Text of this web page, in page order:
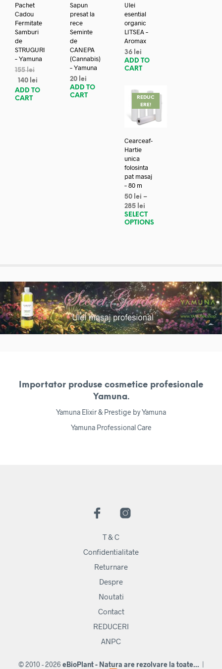
Pachet
Cadou
Fermitate
Samburi
de
STRUGURI
– Yamuna
155lei
140 lei
ADD TO
CART
Sapun
presat la
rece
Seminte
de
CANEPA
(Cannabis)
– Yamuna
20 lei
ADD TO
CART
Ulei
esential
organic
LITSEA –
Aromax
36 lei
ADD TO
CART
REDUC
ERE!
Cearceaf-
Hartie
unica
folosinta
pat masaj
– 80 m
50 lei –
285 lei
SELECT
OPTIONS
Importator produse cosmetice profesionale
Yamuna.
Yamuna Elixir & Prestige by Yamuna
Yamuna Professional Care
T & C
Confidentialitate
Returnare
Despre
Noutati
Contact
REDUCERI
ANPC
© 2010 - 2026 eBioPlant - Natura are rezolvare la toate... |